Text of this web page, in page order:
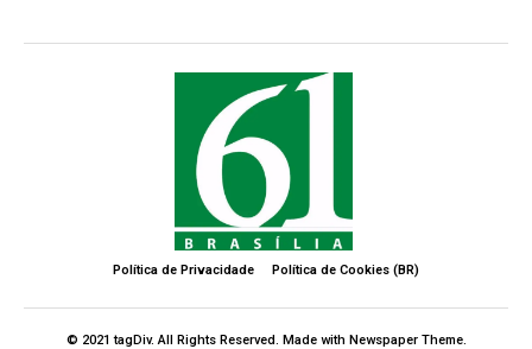
Política de Privacidade Política de Cookies (BR)
© 2021 tagDiv. All Rights Reserved. Made with Newspaper Theme.